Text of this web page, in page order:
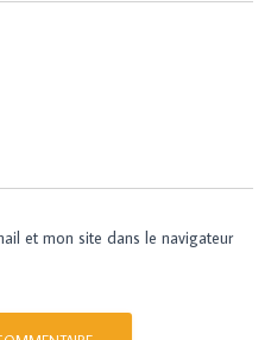
et mon site dans le navigateur